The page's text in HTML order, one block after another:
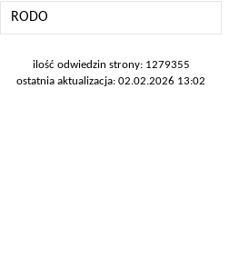
RODO
ilość odwiedzin strony: 1279355
ostatnia aktualizacja: 02.02.2026 13:02